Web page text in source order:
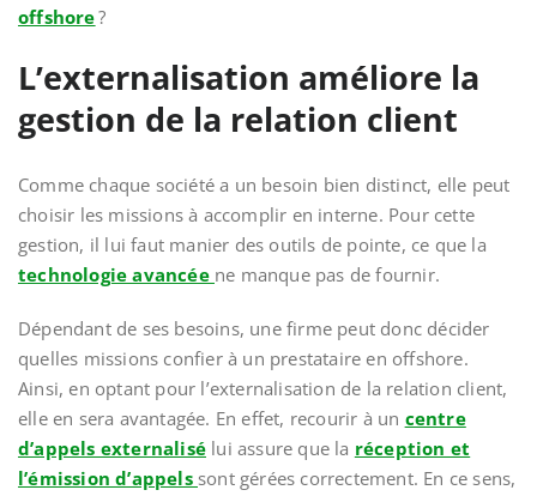
offshore?
L’externalisation améliore la
gestion de la relation client
Comme chaque société a un besoin bien distinct, elle peut
choisir les missions à accomplir en interne. Pour cette
gestion, il lui faut manier des outils de pointe, ce que la
technologie avancée ne manque pas de fournir.
Dépendant de ses besoins, une firme peut donc décider
quelles missions confier à un prestataire en offshore.
Ainsi, en optant pour l’externalisation de la relation client,
elle en sera avantagée. En effet, recourir à un centre
d’appels externalisé lui assure que la réception et
l’émission d’appels sont gérées correctement. En ce sens,